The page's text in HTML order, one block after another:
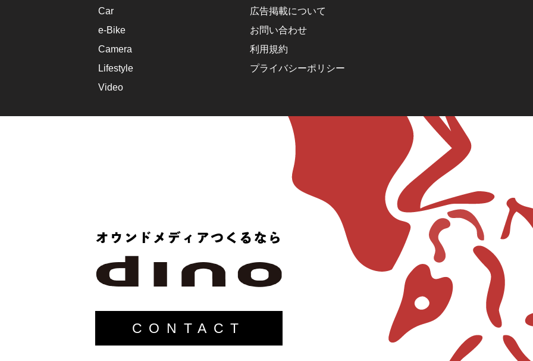
Car
e-Bike
Camera
Lifestyle
Video
広告掲載について
お問い合わせ
利用規約
プライバシーポリシー
CONTACT